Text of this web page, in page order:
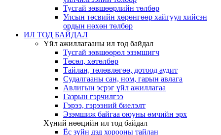
Тусгай зөвшөөрлийн төлбөр
Улсын төсвийн хөрөнгөөр хайгуул хийсэн
ордын нөхөн төлбөр
ИЛ ТОД БАЙДАЛ
Үйл ажиллагааны ил тод байдал
Тусгай зөвшөөрөл эзэмшигч
Төсөл, хөтөлбөр
Тайлан, төлөвлөгөө, дотоод аудит
Судалгааны сан, ном, гарын авлага
Авлигын эсрэг үйл ажиллагаа
Газрын гэрчилгээ
Гэрээ, гэрээний биелэлт
Эзэмшиж байгаа оюуны өмчийн эрх
Хүний нөөцийн ил тод байдал
Ёс зүйн дэд хорооны тайлан